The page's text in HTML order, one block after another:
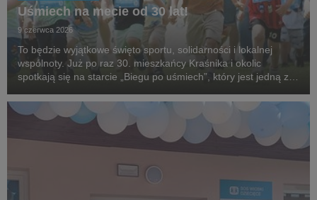
Uśmiech na mecie od 30 lat!
9 czerwca 2026
To będzie wyjątkowe święto sportu, solidarności i lokalnej
wspólnoty. Już po raz 30. mieszkańcy Kraśnika i okolic
spotkają się na starcie „Biegu po uśmiech”, który jest jedną z
biegowych w regionie, organizowanej przez...